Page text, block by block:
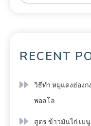
RECENT
วิธีทำ หมูแดงฮ่องก
พอลโล
สูตร ข้าวมันไก่ เม